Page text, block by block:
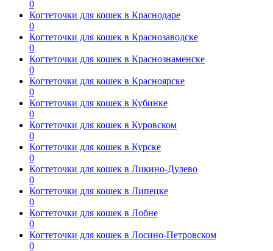
0
Когтеточки для кошек в Краснодаре
0
Когтеточки для кошек в Краснозаводске
0
Когтеточки для кошек в Краснознаменске
0
Когтеточки для кошек в Красноярске
0
Когтеточки для кошек в Кубинке
0
Когтеточки для кошек в Куровском
0
Когтеточки для кошек в Курске
0
Когтеточки для кошек в Ликино-Дулево
0
Когтеточки для кошек в Липецке
0
Когтеточки для кошек в Лобне
0
Когтеточки для кошек в Лосино-Петровском
0